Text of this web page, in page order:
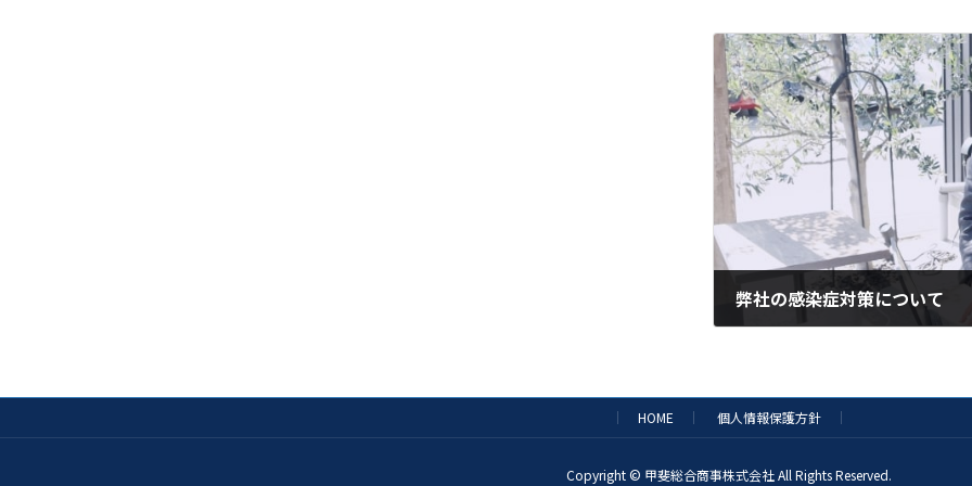
弊社の感染症対策について
HOME 個人情報保護方針
Copyright © 甲斐総合商事株式会社 All Rights Reserved.